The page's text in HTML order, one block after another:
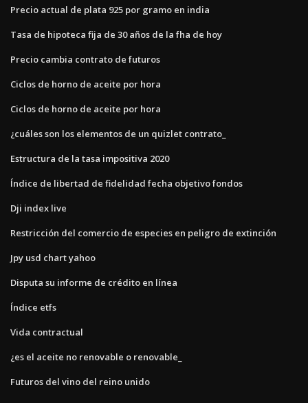
Precio actual de plata 925 por gramo en india
Tasa de hipoteca fija de 30 años de la fha de hoy
Precio cambia contrato de futuros
Ciclos de horno de aceite por hora
Ciclos de horno de aceite por hora
¿cuáles son los elementos de un quizlet contrato_
Estructura de la tasa impositiva 2020
Índice de libertad de fidelidad fecha objetivo fondos
Dji index live
Restricción del comercio de especies en peligro de extinción
Jpy usd chart yahoo
Disputa su informe de crédito en línea
Índice etfs
Vida contractual
¿es el aceite no renovable o renovable_
Futuros del vino del reino unido